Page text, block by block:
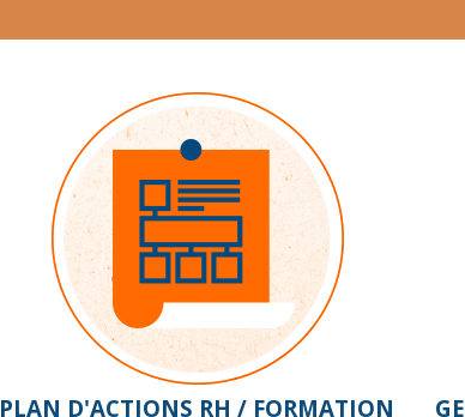
PLAN D'ACTIONS RH / FORMATION